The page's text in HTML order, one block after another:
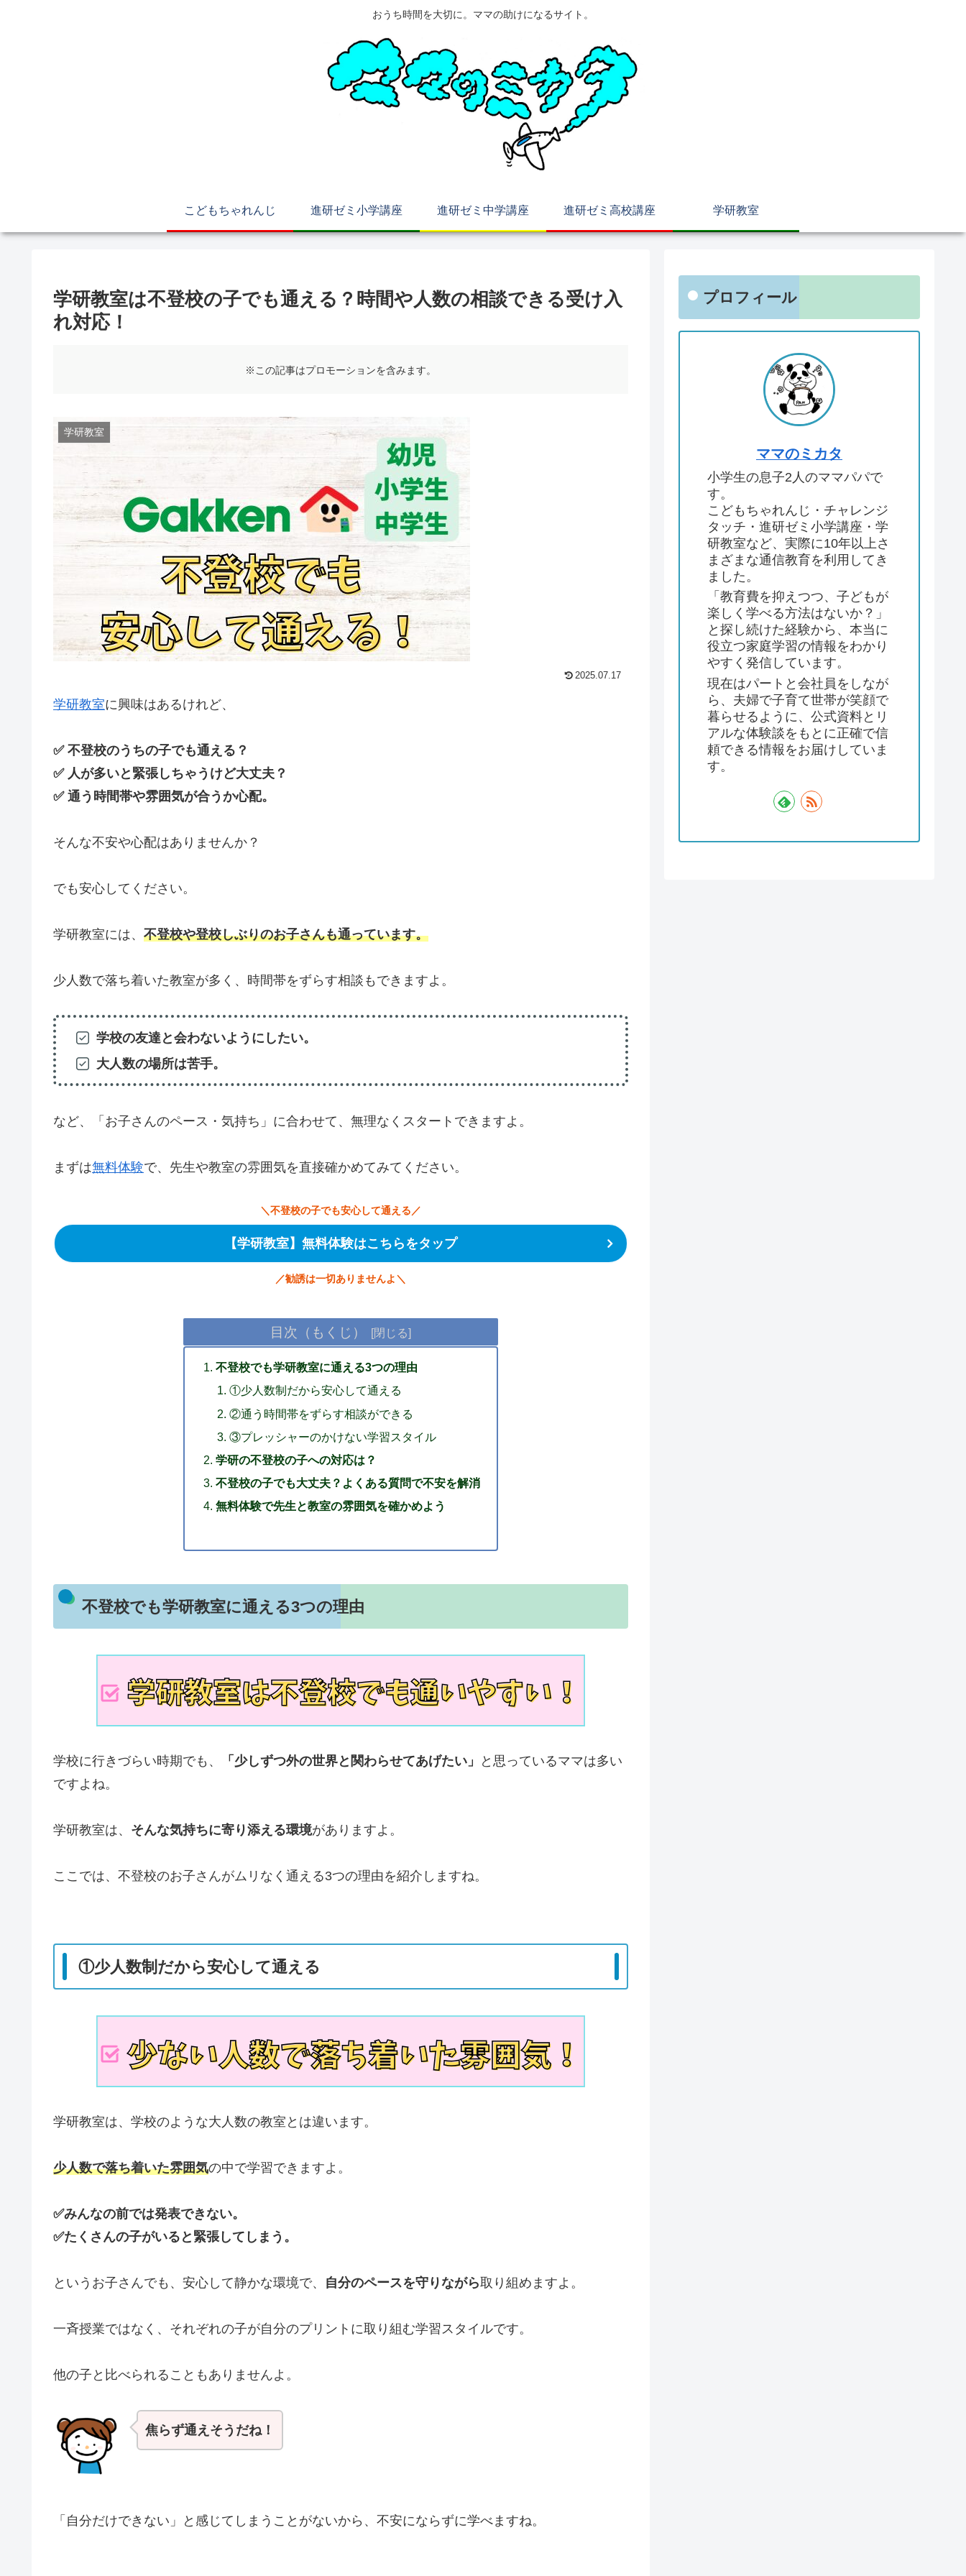
おうち時間を大切に。ママの助けになるサイト。
こどもちゃれんじ 進研ゼミ小学講座 進研ゼミ中学講座 進研ゼミ高校講座 学研教室
学研教室は不登校の子でも通える？時間や人数の相談できる受け入
れ対応！
※この記事はプロモーションを含みます。
学研教室
2025.07.17
学研教室に興味はあるけれど、
✅ 不登校のうちの子でも通える？
✅ 人が多いと緊張しちゃうけど大丈夫？
✅ 通う時間帯や雰囲気が合うか心配。
そんな不安や心配はありませんか？
でも安心してください。
学研教室には、 不登校や登校しぶりのお子さんも通っています。
少人数で落ち着いた教室が多く、時間帯をずらす相談もできますよ。
学校の友達と会わないようにしたい。
大人数の場所は苦手。
など、「お子さんのペース・気持ち」に合わせて、無理なくスタートできますよ。
まずは無料体験で、先生や教室の雰囲気を直接確かめてみてください。
＼不登校の子でも安心して通える／
【学研教室】無料体験はこちらをタップ
／勧誘は一切ありませんよ＼
目次（もくじ）
不登校でも学研教室に通える3つの理由
①少人数制だから安心して通える
②通う時間帯をずらす相談ができる
③プレッシャーのかけない学習スタイル
学研の不登校の子への対応は？
不登校の子でも大丈夫？よくある質問で不安を解消
無料体験で先生と教室の雰囲気を確かめよう
不登校でも学研教室に通える3つの理由
学校に行きづらい時期でも、 「少しずつ外の世界と関わらせてあげたい」
と思っているママは多い
ですよね。
学研教室は、 そんな気持ちに寄り添える環境がありますよ。
ここでは、不登校のお子さんがムリなく通える3つの理由を紹介しますね。
①少人数制だから安心して通える
学研教室は、学校のような大人数の教室とは違います。
少人数で落ち着いた雰囲気の中で学習できますよ。
✅みんなの前では発表できない。
✅たくさんの子がいると緊張してしまう。
というお子さんでも、安心して静かな環境で、 自分のペースを守りながら取り組めますよ。
一斉授業ではなく、それぞれの子が自分のプリントに取り組む学習スタイルです。
他の子と比べられることもありませんよ。
焦らず通えそうだね！
「自分だけできない」と感じてしまうことがないから、不安にならずに学べますね。
プロフィール
ママのミカタ
小学生の息子2人のママパパで
す。
こどもちゃれんじ・チャレンジ
タッチ・進研ゼミ小学講座・学
研教室など、実際に10年以上さ
まざまな通信教育を利用してき
ました。
「教育費を抑えつつ、子どもが
楽しく学べる方法はないか？」
と探し続けた経験から、本当に
役立つ家庭学習の情報をわかり
やすく発信しています。
現在はパートと会社員をしなが
ら、夫婦で子育て世帯が笑顔で
暮らせるように、公式資料とリ
アルな体験談をもとに正確で信
頼できる情報をお届けしていま
す。